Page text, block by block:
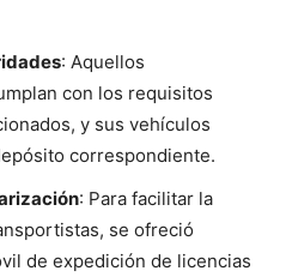
: Aquellos
con los requisitos
y sus vehículos
correspondiente.
: Para facilitar la
se ofreció
de expedición de licencias